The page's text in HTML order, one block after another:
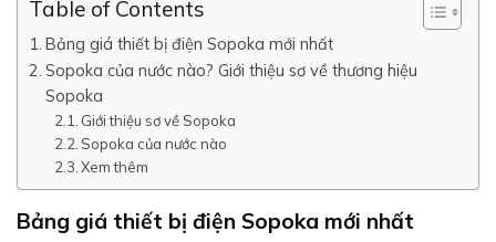
Table of Contents
Bảng giá thiết bị điện Sopoka mới nhất
Sopoka của nước nào? Giới thiệu sơ về thương hiệu
Sopoka
Giới thiệu sơ về Sopoka
Sopoka của nước nào
Xem thêm
Bảng giá thiết bị điện Sopoka mới nhất